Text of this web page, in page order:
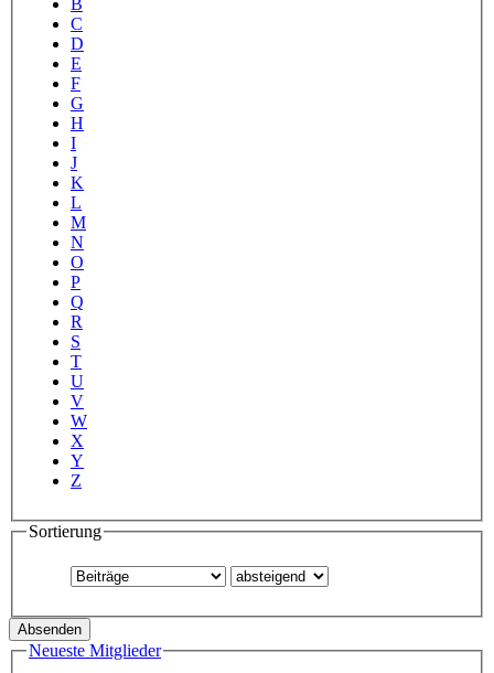
B
C
D
E
F
G
H
I
J
K
L
M
N
O
P
Q
R
S
T
U
V
W
X
Y
Z
Sortierung
Neueste Mitglieder